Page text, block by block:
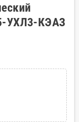
УХЛ3-КЭАЗ